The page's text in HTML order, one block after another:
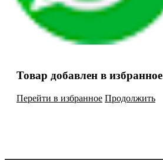
Товар добавлен в избранное
Перейти в избранное Продолжить